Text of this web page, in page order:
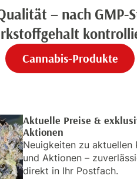
– nach
Cannabis-Produkte
Aktuelle Preise &
Aktionen
Neuigkeiten zu aktuellen
und Aktionen –
direkt in Ihr Postfach.